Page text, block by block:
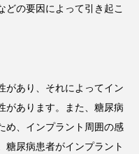
どの要因によって引き起こ
があり、それによってイン
があります。また、糖尿病
め、インプラント周囲の感
糖尿病患者がインプラント